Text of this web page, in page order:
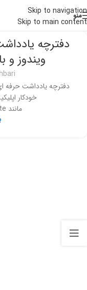
Skip to navigation
Skip to main content
منو
دفترچه
ویندوز و
دفترچه یادداشت حرفه
خودکار
مانند Evernote یا OneNote تق...